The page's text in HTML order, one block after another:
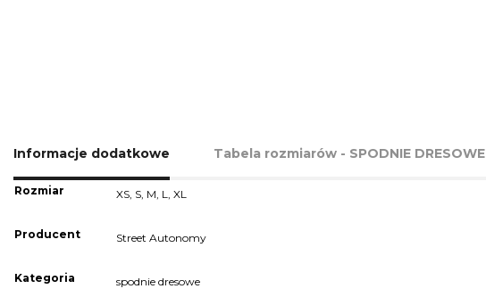
Informacje dodatkowe Tabela rozmiarów - SPODNIE DRESOWE
Rozmiar XS S M L ,XL
Producent Street Autonomy
Kategoria spodnie dresowe